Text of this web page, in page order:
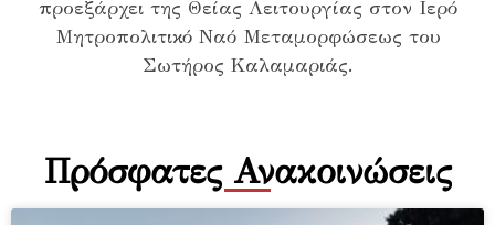
προεξάρχει της Θείας Λειτουργίας στον Ιερό
Μητροπολιτικό Ναό Μεταμορφώσεως του
Σωτήρος Καλαμαριάς.
Πρόσφατες Ανακοινώσεις